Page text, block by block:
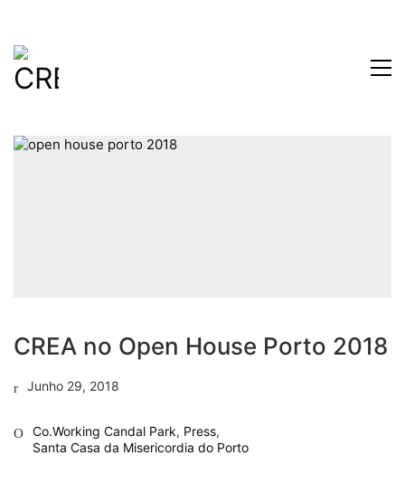
CREA no Open House Porto 2018
Junho 29, 2018
Co.Working Candal Park, Press,
Santa Casa da Misericordia do Porto